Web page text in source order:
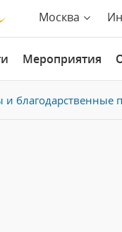
Москва
Мероприятия
и благодарственные